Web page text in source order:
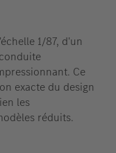
1/87, d'un
Ce
exacte du design
les
réduits.